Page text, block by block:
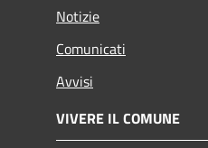
Notizie
Comunicati
Avvisi
VIVERE IL COMUNE